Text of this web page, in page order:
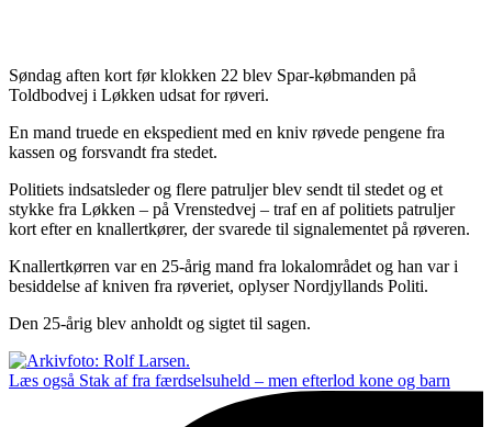
Søndag aften kort før klokken 22 blev Spar-købmanden på
Toldbodvej i Løkken udsat for røveri.
En mand truede en ekspedient med en kniv røvede pengene fra
kassen og forsvandt fra stedet.
Politiets indsatsleder og flere patruljer blev sendt til stedet og et
stykke fra Løkken – på Vrenstedvej – traf en af politiets patruljer
kort efter en knallertkører, der svarede til signalementet på røveren.
Knallertkørren var en 25-årig mand fra lokalområdet og han var i
besiddelse af kniven fra røveriet, oplyser Nordjyllands Politi.
Den 25-årig blev anholdt og sigtet til sagen.
Læs også Stak af fra færdselsuheld – men efterlod kone og barn